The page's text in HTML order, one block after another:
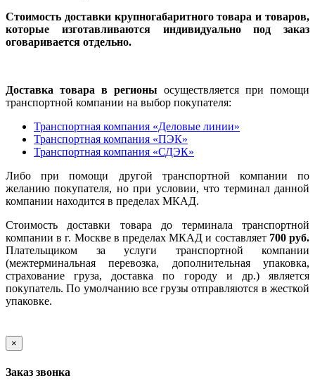
Стоимость доставки крупногабаритного товара и товаров,
которые изготавливаются индивидуально под заказ
оговаривается отдельно.
Доставка товара в регионы осуществляется при помощи
транспортной компании на выбор покупателя:
Транспортная компания «Деловые линии»
Транспортная компания «ПЭК»
Транспортная компания «СДЭК»
Либо при помощи другой транспортной компании по
желанию покупателя, но при условии, что терминал данной
компании находится в пределах МКАД.
Стоимость доставки товара до терминала транспортной
компании в г. Москве в пределах МКАД и составляет 700 руб.
Плательщиком за услуги транспортной компании
(межтерминальная перевозка, дополнительная упаковка,
страхование груза, доставка по городу и др.) является
покупатель. По умолчанию все грузы отправляются в жесткой
упаковке.
×
Заказ звонка